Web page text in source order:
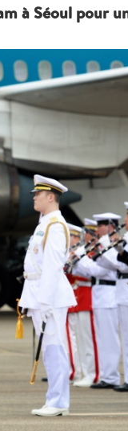
à Séoul pour